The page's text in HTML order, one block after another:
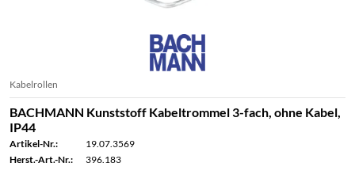
Kabelrollen
BACHMANN Kunststoff Kabeltrommel 3-fach, ohne Kabel,
IP44
Artikel-Nr.:
19.07.3569
Herst.-Art.-Nr.:
396.183